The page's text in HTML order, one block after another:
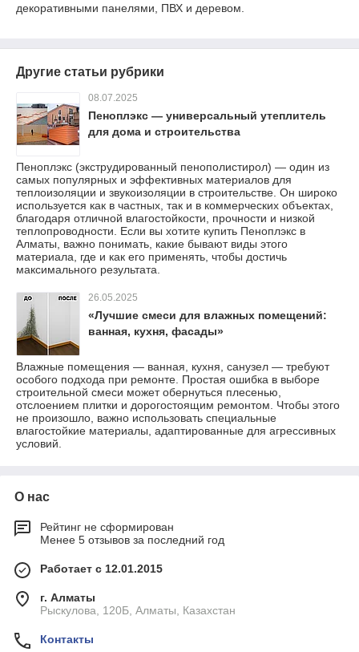
декоративными панелями, ПВХ и деревом.
Другие статьи рубрики
08.07.2025
Пеноплэкс — универсальный утеплитель
для дома и строительства
Пеноплэкс (экструдированный пенополистирол) — один из
самых популярных и эффективных материалов для
теплоизоляции и звукоизоляции в строительстве. Он широко
используется как в частных, так и в коммерческих объектах,
благодаря отличной влагостойкости, прочности и низкой
теплопроводности. Если вы хотите купить Пеноплэкс в
Алматы, важно понимать, какие бывают виды этого
материала, где и как его применять, чтобы достичь
максимального результата.
26.05.2025
«Лучшие смеси для влажных помещений:
ванная, кухня, фасады»
Влажные помещения — ванная, кухня, санузел — требуют
особого подхода при ремонте. Простая ошибка в выборе
строительной смеси может обернуться плесенью,
отслоением плитки и дорогостоящим ремонтом. Чтобы этого
не произошло, важно использовать специальные
влагостойкие материалы, адаптированные для агрессивных
условий.
О нас
Рейтинг не сформирован
Менее 5 отзывов за последний год
Работает с 12.01.2015
г. Алматы
Рыскулова, 120Б, Алматы, Казахстан
Контакты